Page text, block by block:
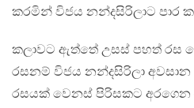
කරමින් විජය නන්දසිරිලාට පාර
කලාවට ඇත්තේ උසස් පහත් රස
රසනම් විජය නන්දසිරිලා
රසයක් වෙනස් පිරිසකට